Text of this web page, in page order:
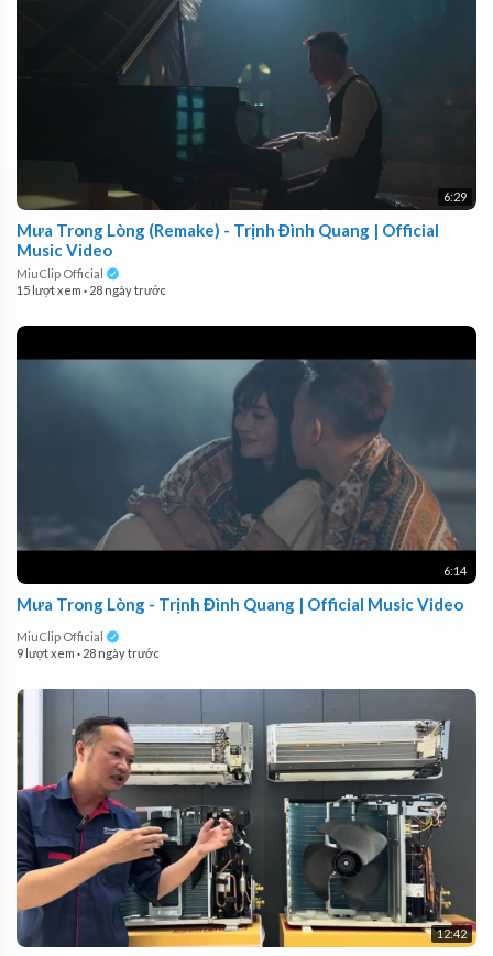
6:29
Mưa Trong Lòng (Remake) - Trịnh Đình Quang | Official
Music Video
MiuClip Official
15 lượt xem · 28 ngày trước
6:14
Mưa Trong Lòng - Trịnh Đình Quang | Official Music Video
MiuClip Official
9 lượt xem · 28 ngày trước
12:42